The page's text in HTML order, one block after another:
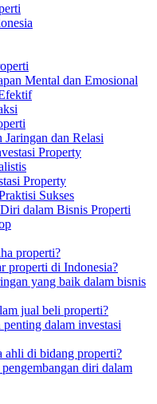
Mental dan Emosional
dan Relasi
Property
Property
Sukses
dalam Bisnis Properti
properti?
properti di Indonesia?
yang baik dalam bisnis
jual beli properti?
dalam investasi
ahli di bidang properti?
diri dalam